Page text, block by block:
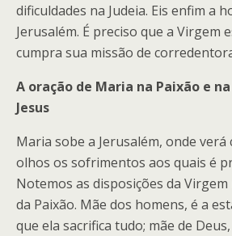
dificuldades na Judeia. Eis enfim a
Jerusalém. É preciso que a Virgem
cumpra sua missão de
A oração de Maria na Paixão e
Jesus
Maria sobe a Jerusalém, onde
olhos os sofrimentos aos quais é
Notemos as disposições da
da Paixão. Mãe dos homens, é a
que ela sacrifica tudo; mãe de